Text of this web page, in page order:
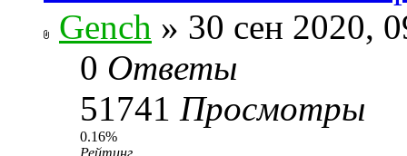
Gench » 30 сен 2020,
0 Ответы
51741 Просмотры
0.16%
Рейтинг